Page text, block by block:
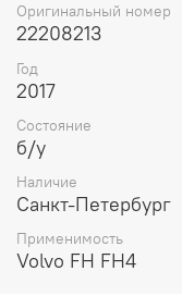
Оригинальный номер
22208213
Год
2017
Состояние
б/у
Наличие
Санкт-Петербург
Применимость
Volvo FH FH4